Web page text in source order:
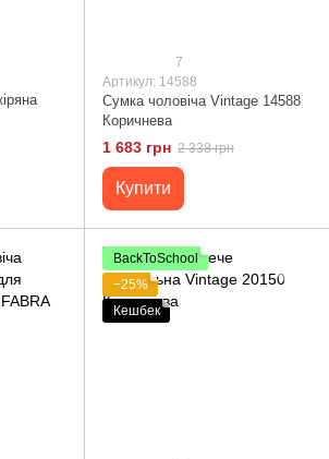
7
Артикул: 14588
Сумка чоловіча Vintage 14588
Коричнева
1 683 грн 2 338 грн
Купити
BackToSchool
−25%
Кешбек